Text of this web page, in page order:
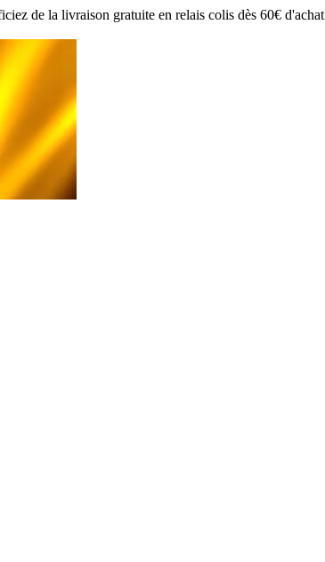
de la livraison gratuite en relais colis dès 60€ d'achat